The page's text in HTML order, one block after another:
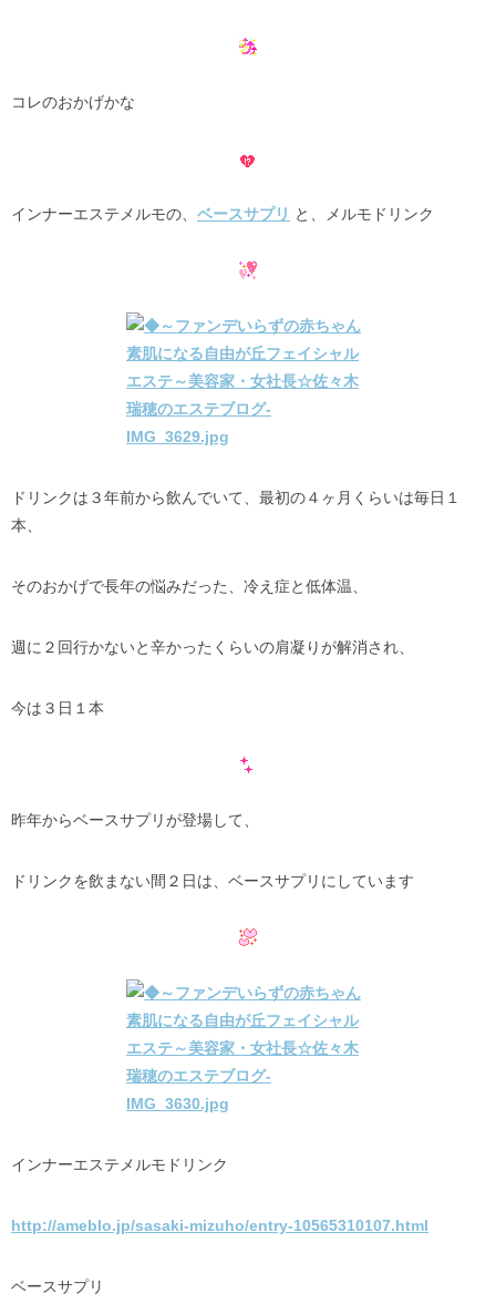
コレのおかげかな
インナーエステメルモの、 ベースサプリ と、メルモドリンク
ドリンクは３年前から飲んでいて、最初の４ヶ月くらいは毎日１
本、
そのおかげで長年の悩みだった、冷え症と低体温、
週に２回行かないと辛かったくらいの肩凝りが解消され、
今は３日１本
昨年からベースサプリが登場して、
ドリンクを飲まない間２日は、ベースサプリにしています
インナーエステメルモドリンク
http://ameblo.jp/sasaki-mizuho/entry-10565310107.html
ベースサプリ